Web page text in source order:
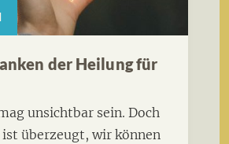
der Heilung für
unsichtbar sein. Doch
überzeugt, wir können